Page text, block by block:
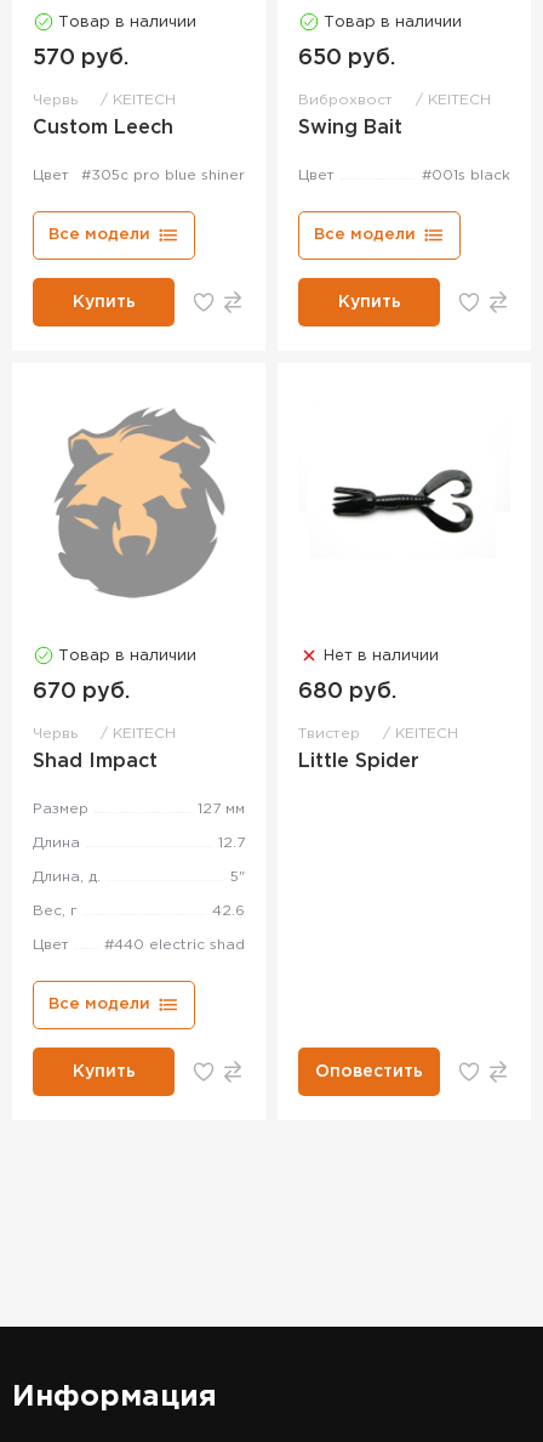
Товар в наличии
570 руб.
Червь KEITECH
Custom Leech
Цвет #305c pro blue shiner
Все модели
Купить
Товар в наличии
650 руб.
Виброхвост KEITECH
Swing Bait
Цвет #001s black
Все модели
Купить
Товар в наличии
670 руб.
Червь KEITECH
Shad Impact
Размер 127 мм
Длина 12.7
Длина, д. 5"
Вес, г 42.6
Цвет #440 electric shad
Все модели
Купить
Нет в наличии
680 руб.
Твистер KEITECH
Little Spider
Оповестить
Информация